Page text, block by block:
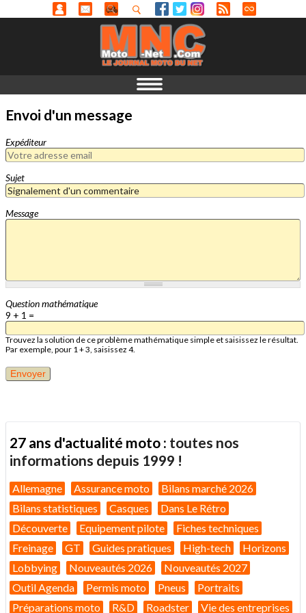
Envoi d'un message
Expéditeur
Sujet
Message
Question mathématique
9 + 1 =
Trouvez la solution de ce problème mathématique simple et saisissez le résultat.
Par exemple, pour 1 + 3, saisissez 4.
27 ans d'actualité moto : toutes nos
informations depuis 1999 !
Allemagne Assurance moto
Bilans marché 2026
Bilans statistiques
Casques
Dans Le Rétro
Découverte
Equipement pilote
Fiches techniques
Freinage
GT Guides pratiques High-tech
Horizons
Lobbying
Nouveautés 2026
Nouveautés 2027
Outil Agenda
Permis moto Pneus
Portraits
Préparations moto
R&D Roadster Vie des entreprises